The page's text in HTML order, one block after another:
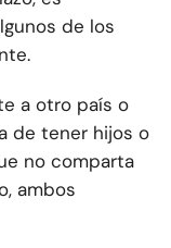
de los
a otro país o
de tener hijos o
no comparta
ambos